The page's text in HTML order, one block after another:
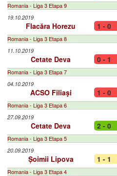
Romania - Liga 3 Etapa 9
19.10.2019
Flacăra Horezu 1 - 0
Romania - Liga 3 Etapa 8
11.10.2019
Cetate Deva 0 - 1
Romania - Liga 3 Etapa 7
04.10.2019
ACSO Filiaşi 1 - 0
Romania - Liga 3 Etapa 6
27.09.2019
Cetate Deva 2 - 0
Romania - Liga 3 Etapa 5
20.09.2019
Șoimii Lipova 1 - 1
Romania - Liga 3 Etapa 4